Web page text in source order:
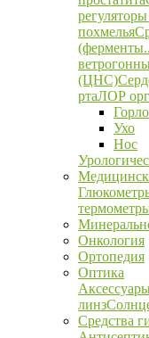
похмелья
(ЦНС)
ртаЛОР
Горло
Ухо
Нос
Онкология
Ортопедия
Оптика
линз
Средства